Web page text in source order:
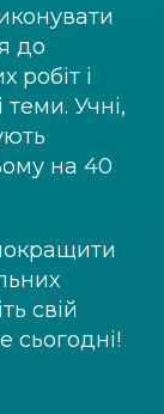
до
робіт і
Учні,
на 40
свій
сьогодні!